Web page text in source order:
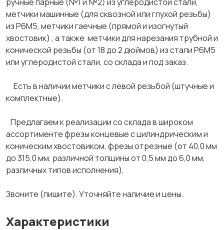
метчики машинные (для сквозной или глухой резьбы)
из Р6М5, метчики гаечные (прямой и изогнутый
хвостовик) , а также метчики для нарезания трубной и
конической резьбы (от 18 до 2 дюймов) из стали Р6М5
или углеродистой стали, со склада и под заказ.
Есть в наличии метчики с левой резьбой (штучные и
комплектные).
Предлагаем к реализации со склада в широком
ассортименте фрезы концевые с цилиндрическим и
коническим хвостовиком, фрезы отрезные (от 40,0 мм
до 315,0 мм, различной толщины от 0,5 мм до 6,0 мм,
различных типов исполнения),
Звоните (пишите). Уточняйте наличие и цены.
Характеристики